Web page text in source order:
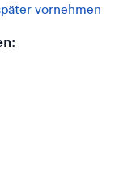
vornehmen​